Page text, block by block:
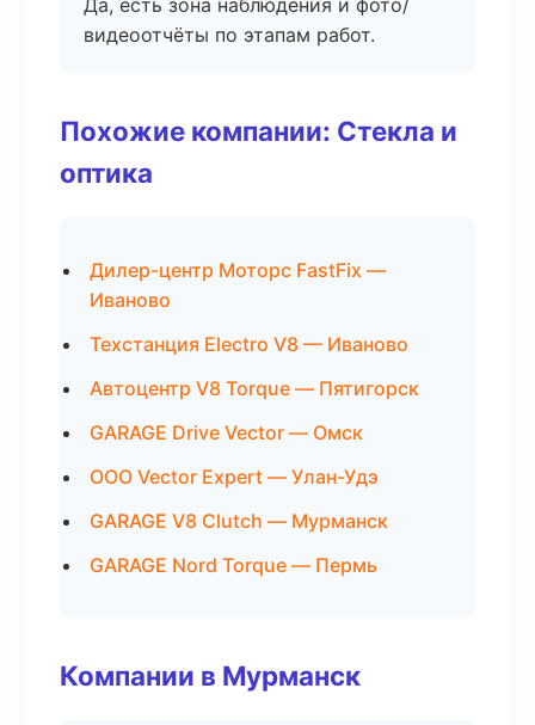
Да, есть зона наблюдения и фото/
видеоотчёты по этапам работ.
Похожие компании: Стекла и
оптика
Дилер-центр Моторс FastFix —
Иваново
Техстанция Electro V8 — Иваново
Автоцентр V8 Torque — Пятигорск
GARAGE Drive Vector — Омск
ООО Vector Expert — Улан-Удэ
GARAGE V8 Clutch — Мурманск
GARAGE Nord Torque — Пермь
Компании в Мурманск